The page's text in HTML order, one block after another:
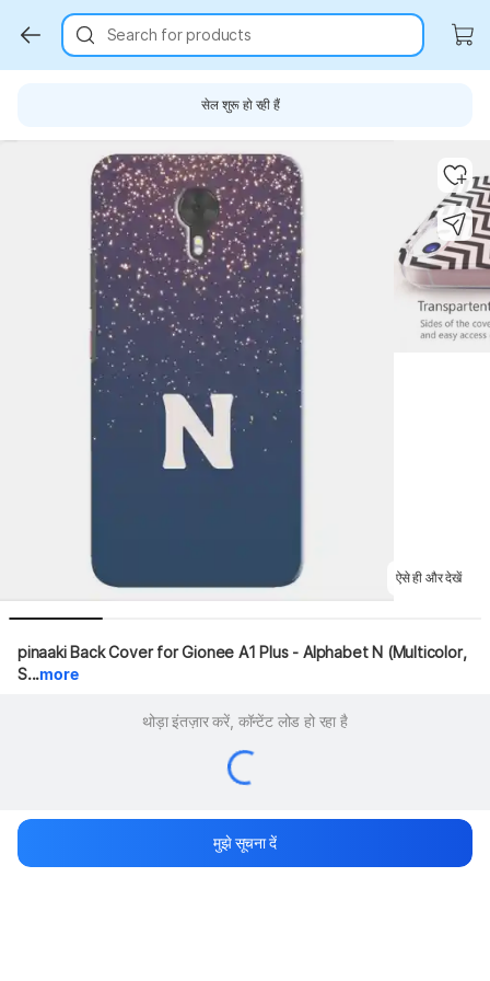
Search for products
सेल शुरू हो रही हैं
ऐसे ही और देखें
pinaaki Back Cover for Gionee A1 Plus - Alphabet N (Multicolor,
S...more
थोड़ा इंतज़ार करें, कॉन्टेंट लोड हो रहा है
मुझे सूचना दें